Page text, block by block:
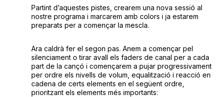
Partint d’aquestes pistes, crearem una nova sessió al
nostre programa i marcarem amb colors i ja estarem
preparats per a començar la mescla.
Ara caldrà fer el segon pas. Anem a començar pel
silenciament o tirar avall els faders de canal per a cada
part de la cançó i començarem a pujar progressivament
per ordre els nivells de volum, equalització i reacció en
cadena de certs elements en el següent ordre,
prioritzant els elements més importants: